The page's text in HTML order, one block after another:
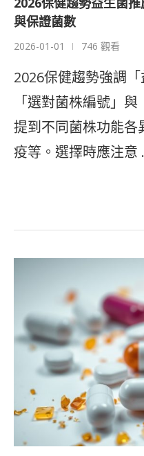
與保證菌數
2026-01-01 746 觀看
2026保健趨勢強調
「選對菌株編號」
提到不同菌株功能各
疫等。選擇時應注意